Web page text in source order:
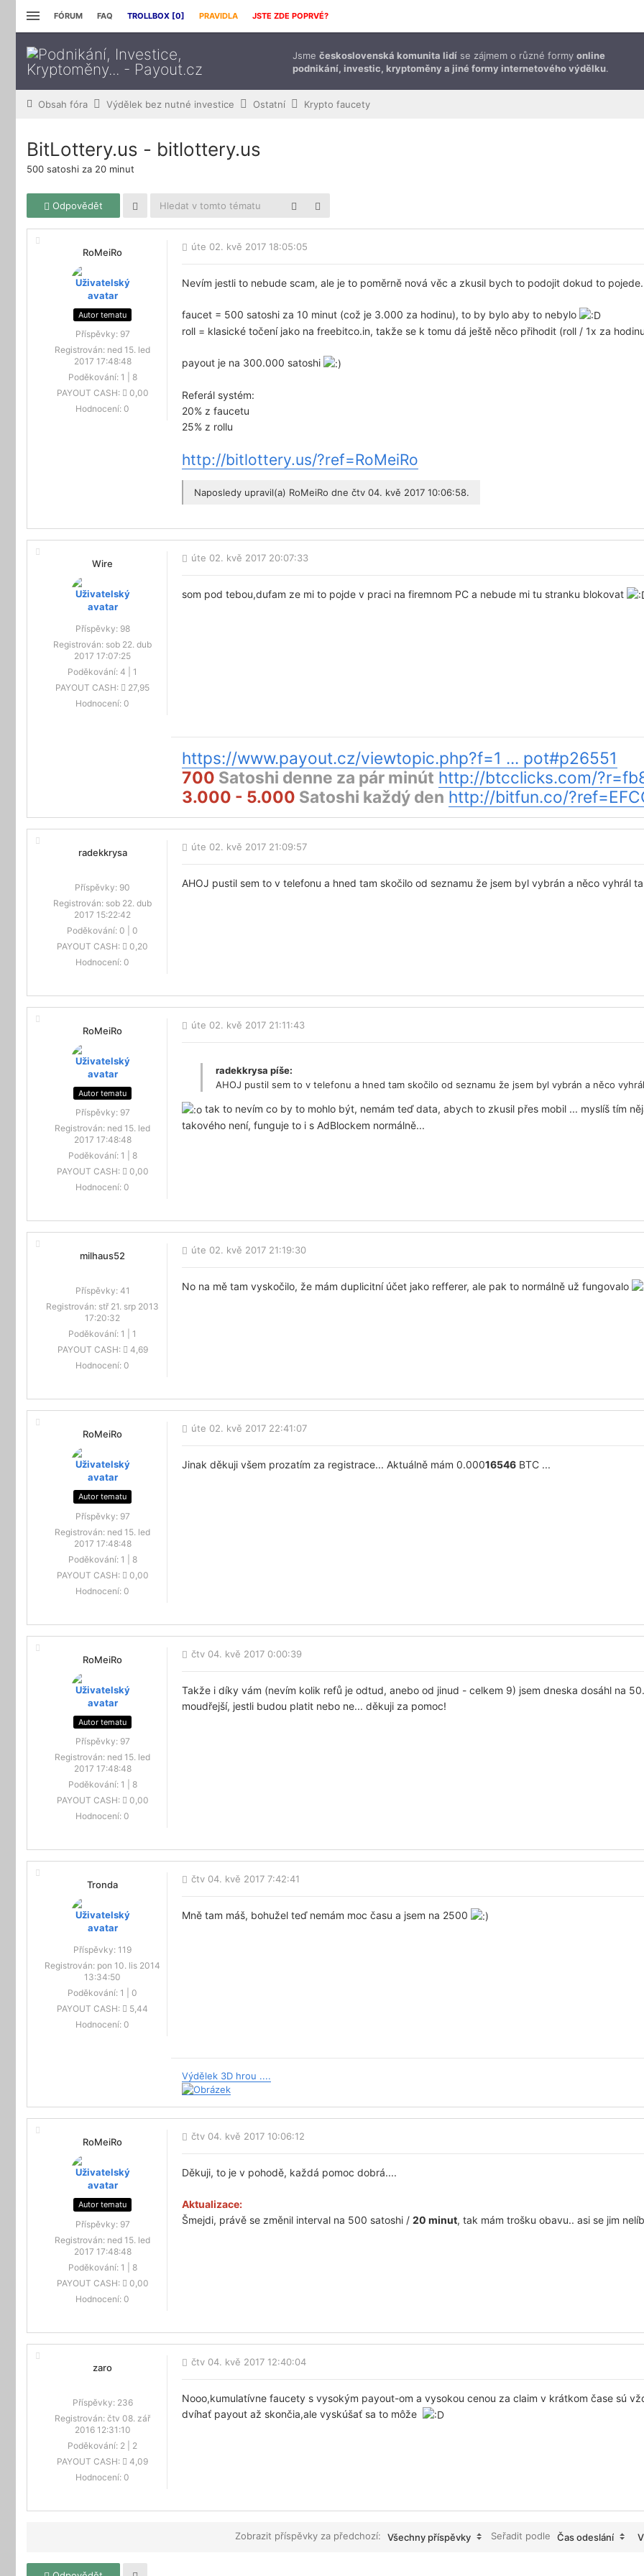
FÓRUM FAQ TROLLBOX [0] PRAVIDLA JSTE ZDE POPRVÉ?
Jsme československá komunita lidí se zájmem o různé formy online
podnikání, investic, kryptoměny a jiné formy internetového výdělku.
Obsah fóra Výdělek bez nutné investice Ostatní Krypto faucety
BitLottery.us - bitlottery.us
500 satoshi za 20 minut
Odpovědět
RoMeiRo
Autor tematu
Příspěvky: 97
Registrován: ned 15. led
2017 17:48:48
Poděkování: 1
8
PAYOUT CASH:
0,00
Hodnocení: 0
úte 02. kvě 2017 18:05:05
Nevím jestli to nebude scam, ale je to poměrně nová věc a zkusil bych to podojit dokud to
faucet = 500 satoshi za 10 minut (což je 3.000 za hodinu), to by bylo aby to nebylo
roll = klasické točení jako na freebitco.in, takže se k tomu dá ještě něco přihodit (roll / 1x za
payout je na 300.000 satoshi
Referál systém:
20% z faucetu
25% z rollu
http://bitlottery.us/?ref=RoMeiRo
Naposledy upravil(a) RoMeiRo dne čtv 04. kvě 2017 10:06:58.
Wire
Příspěvky: 98
Registrován: sob 22. dub
2017 17:07:25
Poděkování: 4
1
PAYOUT CASH:
27,95
Hodnocení: 0
úte 02. kvě 2017 20:07:33
som pod tebou,dufam ze mi to pojde v praci na firemnom PC a nebude mi tu stranku blokovat
https://www.payout.cz/viewtopic.php?f=1 ... pot#p26551
700 Satoshi denne za pár minút http://btcclicks.com/
3.000 - 5.000 Satoshi každý den http://bitfun.co/
radekkrysa
Příspěvky: 90
Registrován: sob 22. dub
2017 15:22:42
Poděkování: 0
0
PAYOUT CASH:
0,20
Hodnocení: 0
úte 02. kvě 2017 21:09:57
AHOJ pustil sem to v telefonu a hned tam skočilo od seznamu že jsem byl vybrán a něco vyhrál
RoMeiRo
Autor tematu
Příspěvky: 97
Registrován: ned 15. led
2017 17:48:48
Poděkování: 1
8
PAYOUT CASH:
0,00
Hodnocení: 0
úte 02. kvě 2017 21:11:43
radekkrysa píše:
AHOJ pustil sem to v telefonu a hned tam skočilo od seznamu že jsem byl vybrán a něco
tak to nevím co by to mohlo být, nemám teď data, abych to zkusil přes mobil ... myslíš tím
takového není, funguje to i s AdBlockem normálně...
milhaus52
Příspěvky: 41
Registrován: stř 21. srp 2013
17:20:32
Poděkování: 1
1
PAYOUT CASH:
4,69
Hodnocení: 0
úte 02. kvě 2017 21:19:30
No na mě tam vyskočilo, že mám duplicitní účet jako refferer, ale pak to normálně už fungovalo
RoMeiRo
Autor tematu
Příspěvky: 97
Registrován: ned 15. led
2017 17:48:48
Poděkování: 1
8
PAYOUT CASH:
0,00
Hodnocení: 0
úte 02. kvě 2017 22:41:07
Jinak děkuji všem prozatím za registrace... Aktuálně mám 0.00016546 BTC ...
RoMeiRo
Autor tematu
Příspěvky: 97
Registrován: ned 15. led
2017 17:48:48
Poděkování: 1
8
PAYOUT CASH:
0,00
Hodnocení: 0
čtv 04. kvě 2017 0:00:39
Takže i díky vám (nevím kolik refů je odtud, anebo od jinud - celkem 9) jsem dneska dosáhl na
moudřejší, jestli budou platit nebo ne... děkuji za pomoc!
Tronda
Příspěvky: 119
Registrován: pon 10. lis 2014
13:34:50
Poděkování: 1
0
PAYOUT CASH:
5,44
Hodnocení: 0
čtv 04. kvě 2017 7:42:41
Mně tam máš, bohužel teď nemám moc času a jsem na 2500
Výdělek 3D hrou ....
RoMeiRo
Autor tematu
Příspěvky: 97
Registrován: ned 15. led
2017 17:48:48
Poděkování: 1
8
PAYOUT CASH:
0,00
Hodnocení: 0
čtv 04. kvě 2017 10:06:12
Děkuji, to je v pohodě, každá pomoc dobrá....
Aktualizace:
Šmejdi, právě se změnil interval na 500 satoshi / 20 minut, tak mám trošku obavu.. asi se jim
zaro
Příspěvky: 236
Registrován: čtv 08. zář
2016 12:31:10
Poděkování: 2
2
PAYOUT CASH:
4,09
Hodnocení: 0
čtv 04. kvě 2017 12:40:04
Nooo,kumulatívne faucety s vysokým payout-om a vysokou cenou za claim v krátkom čase sú
dvíhať payout až skončia,ale vyskúšať sa to môže
Zobrazit příspěvky za předchozí: Všechny příspěvky Seřadit podle Čas odeslání